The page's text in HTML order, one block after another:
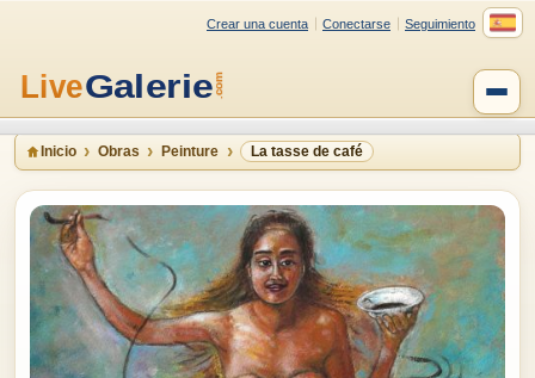
Crear una cuenta Conectarse Seguimiento
Inicio Obras Peinture La tasse de café